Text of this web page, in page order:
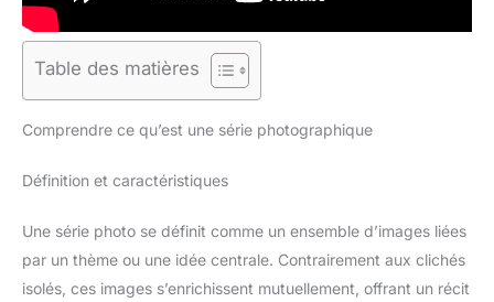
Table des matières
Comprendre ce qu’est une série photographique
Définition et caractéristiques
Une série photo se définit comme un ensemble d’images liées
par un thème ou une idée centrale. Contrairement aux clichés
isolés, ces images s’enrichissent mutuellement, offrant un récit